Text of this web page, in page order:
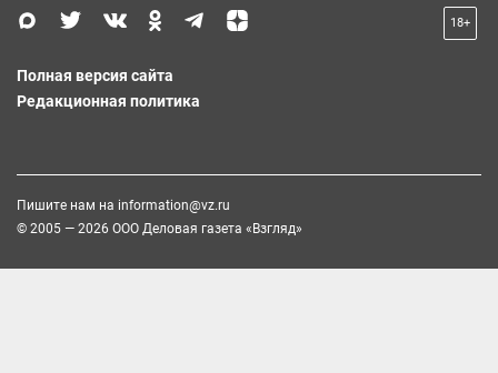
18+
Полная версия сайта
Редакционная политика
Пишите нам на information@vz.ru
© 2005 — 2026 ООО Деловая газета «Взгляд»